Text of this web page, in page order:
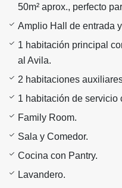
50m² aprox., perfecto
Amplio Hall de entrada
1 habitación principal
al Avila.
2 habitaciones
1 habitación de servicio
Family Room.
Sala y Comedor.
Cocina con Pantry.
Lavandero.